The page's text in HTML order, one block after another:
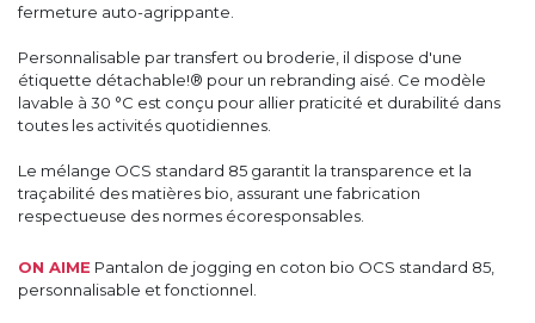
fermeture auto-agrippante.
Personnalisable par transfert ou broderie, il dispose d'une
étiquette détachable!® pour un rebranding aisé. Ce modèle
lavable à 30 °C est conçu pour allier praticité et durabilité dans
toutes les activités quotidiennes.
Le mélange OCS standard 85 garantit la transparence et la
traçabilité des matières bio, assurant une fabrication
respectueuse des normes écoresponsables.
ON AIME Pantalon de jogging en coton bio OCS standard 85,
personnalisable et fonctionnel.